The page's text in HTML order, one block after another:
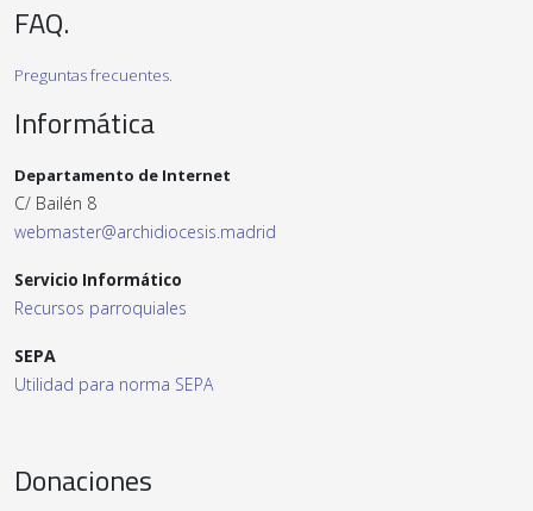
FAQ.
Preguntas frecuentes.
Informática
Departamento de Internet
C/ Bailén 8
webmaster@archidiocesis.madrid
Servicio Informático
Recursos parroquiales
SEPA
Utilidad para norma SEPA
Donaciones